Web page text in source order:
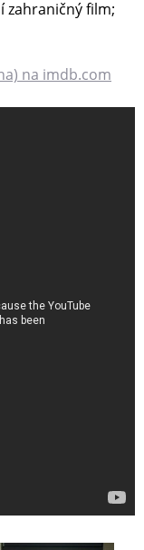
zahraničný film;
na imdb.com